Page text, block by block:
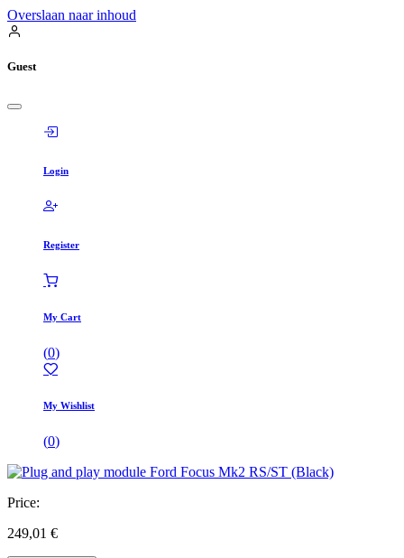
Overslaan naar inhoud
Guest
Login
Register
My Cart
(0)
My Wishlist
(0)
Price:
249,01 €